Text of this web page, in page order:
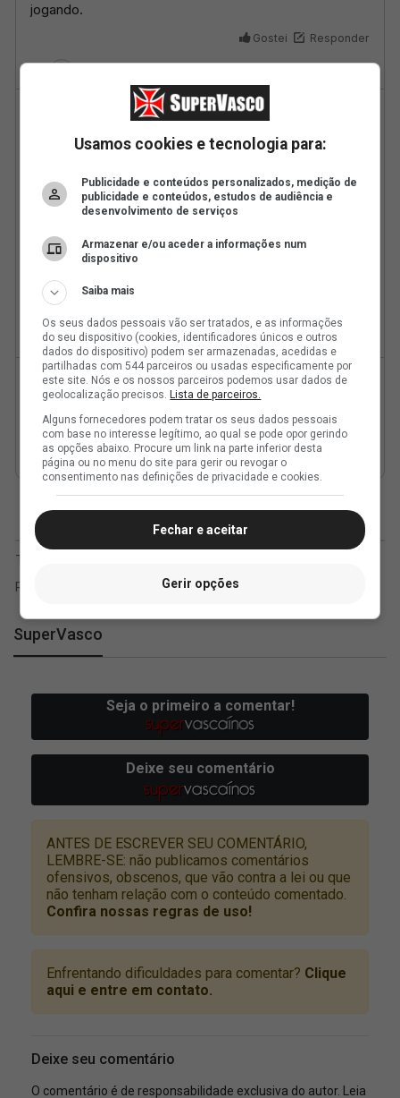
SuperVasco
Usamos cookies e tecnologia para:
Publicidade e conteúdos personalizados, medição de
publicidade e conteúdos, estudos de audiência e
desenvolvimento de serviços
Armazenar e/ou aceder a informações num
dispositivo
Saiba mais
Os seus dados pessoais vão ser tratados, e as informações
do seu dispositivo (cookies, identificadores únicos e outros
dados do dispositivo) podem ser armazenadas, acedidas e
partilhadas com 544 parceiros ou usadas especificamente por
este site. Nós e os nossos parceiros podemos usar dados de
geolocalização precisos.Lista de parceiros.
Alguns fornecedores podem tratar os seus dados pessoais
com base no interesse legítimo, ao qual se pode opor gerindo
as opções abaixo. Procure um link na parte inferior desta
página ou no menu do site para gerir ou revogar o
consentimento nas definições de privacidade e cookies.
Fechar e aceitar
Gerir opções